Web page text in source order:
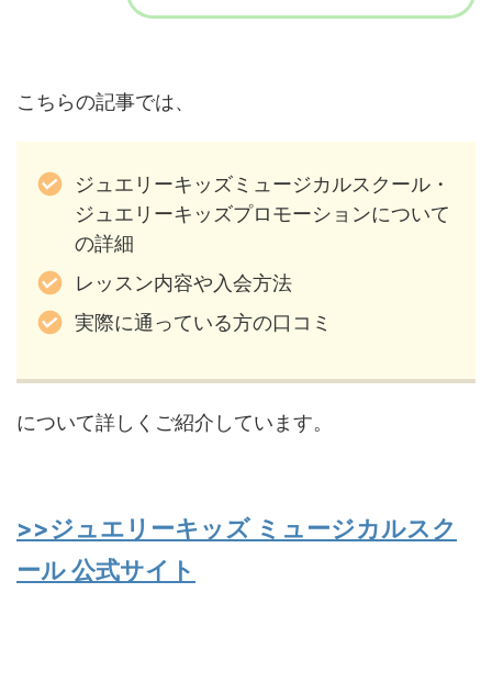
こちらの記事では、
ジュエリーキッズミュージカルスクール・
ジュエリーキッズプロモーションについて
の詳細
レッスン内容や入会方法
実際に通っている方の口コミ
について詳しくご紹介しています。
>>ジュエリーキッズ ミュージカルスク
ール 公式サイト